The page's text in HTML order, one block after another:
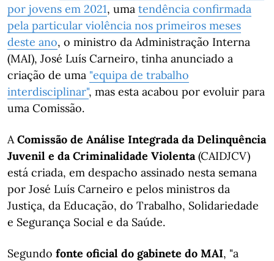
por jovens em 2021, uma tendência confirmada
pela particular violência nos primeiros meses
deste ano, o ministro da Administração Interna
(MAI), José Luís Carneiro, tinha anunciado a
criação de uma "equipa de trabalho
interdisciplinar", mas esta acabou por evoluir para
uma Comissão.
AComissão de Análise Integrada da Delinquência
Juvenil e da Criminalidade Violenta(CAIDJCV)
está criada, em despacho assinado nesta semana
por José Luís Carneiro e pelos ministros da
Justiça, da Educação, do Trabalho, Solidariedade
e Segurança Social e da Saúde.
Segundo fonte oficial do gabinete do MAI, "a